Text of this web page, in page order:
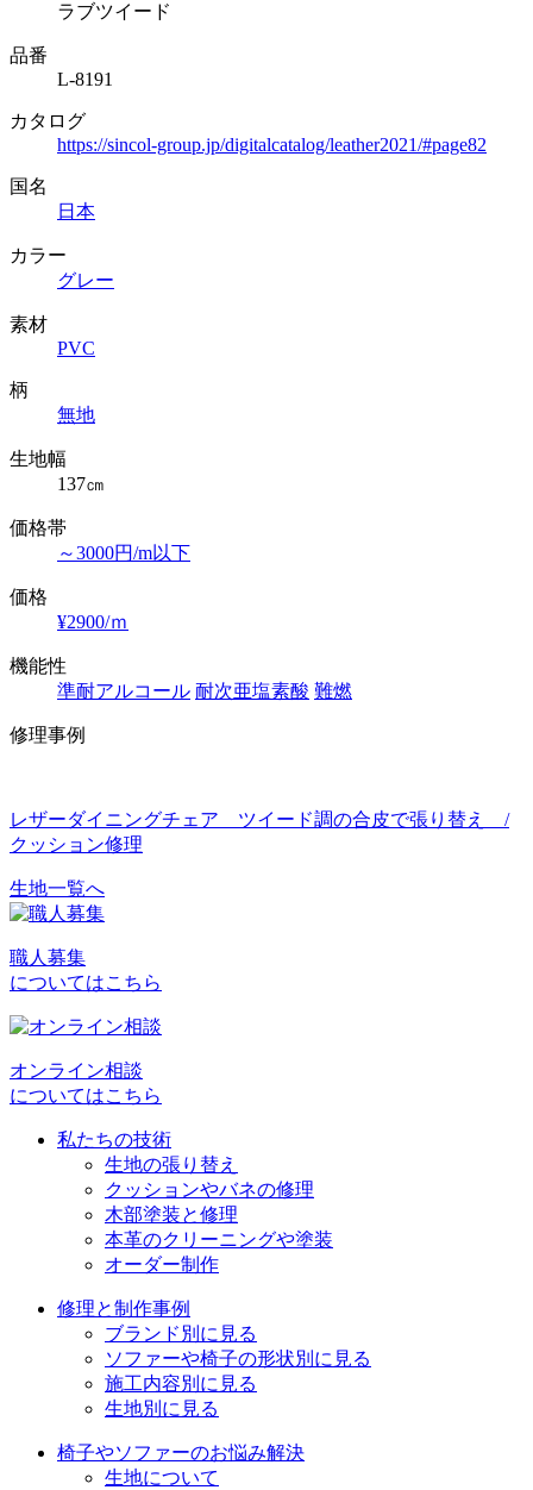
ラブツイード
品番
L-8191
カタログ
https://sincol-group.jp/digitalcatalog/leather2021/#page82
国名
日本
カラー
グレー
素材
PVC
柄
無地
生地幅
137㎝
価格帯
～3000円/m以下
価格
¥2900/ｍ
機能性
準耐アルコール 耐次亜塩素酸 難燃
修理事例
レザーダイニングチェア ツイード調の合皮で張り替え /
クッション修理
投
ナ
ビ
ー
生地一覧へ
職人募集
についてはこちら
オンライン相談
についてはこちら
私たちの技術
生地の張り替え
クッションやバネの修理
木部塗装と修理
本革のクリーニングや塗装
オーダー制作
修理と制作事例
ブランド別に見る
ソファーや椅子の形状別に見る
施工内容別に見る
生地別に見る
椅子やソファーのお悩み解決
生地について